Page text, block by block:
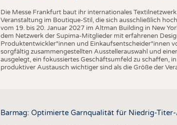
DTV AUSSCHREIBUNGSDIENST
TERMINE
BRANCHENTERMINE
Die Messe Frankfurt baut ihr internationales
Veranstaltung im Boutique-Stil, die sich ausschließlich
vom 19. bis 20. Januar 2027 im Altman Building in New
dem Netzwerk der Supima-Mitglieder mit erfahrenen
Produktentwickler*innen und Einkaufsentscheider*innen
sorgfältig zusammengestellten Ausstellerauswahl und
ausgelegt, ein fokussiertes Geschäftsumfeld zu schaffen,
produktiver Austausch wichtiger sind als die Größe der
Barmag: Optimierte Garnqualität für Niedrig-